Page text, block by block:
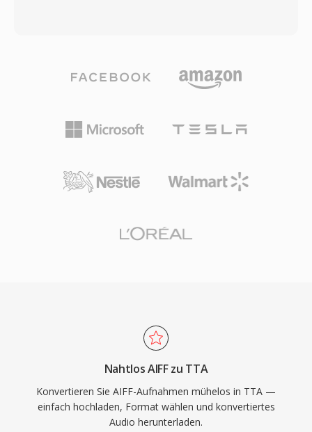
dient. Der Container unterstützt verschiedene
Abtastraten und Bittiefen bis zu 32 Bit und
über CD-Qualität hinausgehen. Für alle, die
stellen, bleibt AIFF eine zuverlässige Wahl in der
Aufnahmebranche.
zu 32-Bit-Integer-Samples und eignet sich so
professionelle Archivierung. Die
Verarbeitungsgeschwindigkeit ist eine der
erreicht schnelle Kodierung und Dekodierung
Dateistruktur unterstützt ID3v1-, ID3v2- und
einen praktischen Vorteil gegenüber einigen
konkurrierenden verlustfreien Formaten
verschaffte. Die quelloffene
Referenzimplementierung steht unter der GNU
GPL und fördert Community-Adoption und
Nahtlos AIFF zu TTA
Konvertieren Sie AIFF-Aufnahmen mühelos in TTA —
einfach hochladen, Format wählen und konvertiertes
Audio herunterladen.